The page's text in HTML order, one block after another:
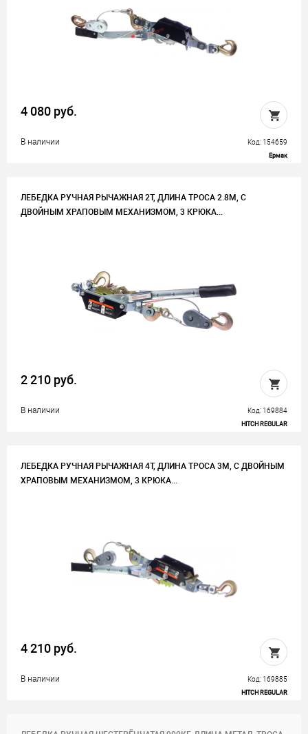
4 080 руб.
В наличии Код: 154659
Ермак
ЛЕБЕДКА РУЧНАЯ РЫЧАЖНАЯ 2Т, ДЛИНА ТРОСА 2.8М, С
ДВОЙНЫМ ХРАПОВЫМ МЕХАНИЗМОМ, 3 КРЮКА...
2 210 руб.
В наличии Код: 169884
HITCH REGULAR
ЛЕБЕДКА РУЧНАЯ РЫЧАЖНАЯ 4Т, ДЛИНА ТРОСА 3М, С ДВОЙНЫМ
ХРАПОВЫМ МЕХАНИЗМОМ, 3 КРЮКА...
4 210 руб.
В наличии Код: 169885
HITCH REGULAR